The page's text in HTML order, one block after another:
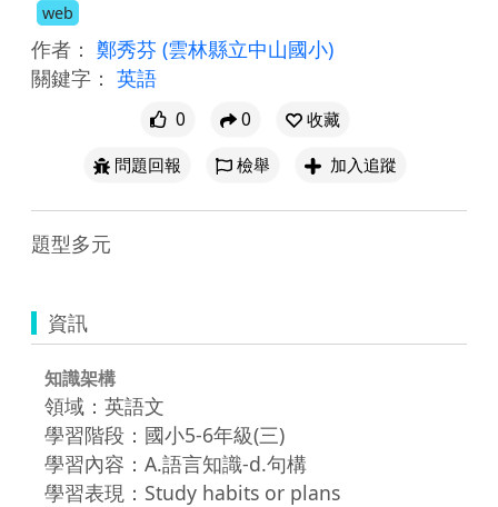
web
作者： 鄭秀芬 (雲林縣立中山國小)
關鍵字： 英語
0 0
收藏
問題回報
檢舉 加入追蹤
資訊
知識架構
領域：英語文
學習階段：國小5-6年級(三)
學習內容：A.語言知識-d.句構
學習表現：Study habits or plans